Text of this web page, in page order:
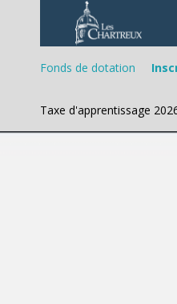
Fonds de dotation
Taxe d'apprentissage